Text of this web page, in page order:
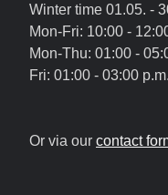
Winter time 01.05. -
Mon-Fri: 10:00 -
Mon-Thu: 01:00 -
Fri: 01:00 - 03:00 p.m.
Or via our contact